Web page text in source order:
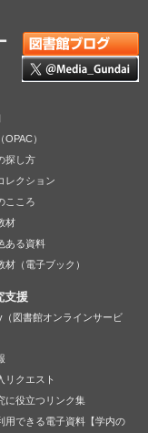
）
探し方
レクション
こころ
材
ある資料
材（電子ブック）
支援
（図書館オンラインサービ
リクエスト
に役立つリンク集
用できる電子資料【学内の